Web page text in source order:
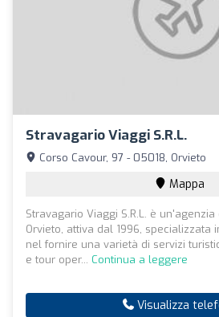
Stravagario Viaggi S.R.L.
Corso Cavour, 97 - 05018, Orvieto
Mappa
Stravagario Viaggi S.R.L. è
Orvieto, attiva dal 1996, specializzata
nel fornire una varietà di servizi
e tour oper... Continua a leggere
Visualizza